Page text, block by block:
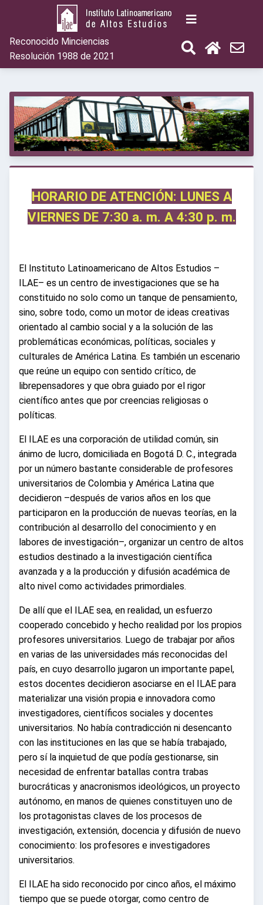
Reconocido Minciencias
Resolución 1988 de 2021
HORARIO DE ATENCIÓN: LUNES A
VIERNES DE 7:30 a. m. A 4:30 p. m.
El Instituto Latinoamericano de Altos Estudios –
ILAE– es un centro de investigaciones que se ha
constituido no solo como un tanque de pensamiento,
sino, sobre todo, como un motor de ideas creativas
orientado al cambio social y a la solución de las
problemáticas económicas, políticas, sociales y
culturales de América Latina. Es también un escenario
que reúne un equipo con sentido crítico, de
librepensadores y que obra guiado por el rigor
científico antes que por creencias religiosas o
políticas.
El ILAE es una corporación de utilidad común, sin
ánimo de lucro, domiciliada en Bogotá D. C., integrada
por un número bastante considerable de profesores
universitarios de Colombia y América Latina que
decidieron –después de varios años en los que
participaron en la producción de nuevas teorías, en la
contribución al desarrollo del conocimiento y en
labores de investigación–, organizar un centro de altos
estudios destinado a la investigación científica
avanzada y a la producción y difusión académica de
alto nivel como actividades primordiales.
De allí que el ILAE sea, en realidad, un esfuerzo
cooperado concebido y hecho realidad por los propios
profesores universitarios. Luego de trabajar por años
en varias de las universidades más reconocidas del
país, en cuyo desarrollo jugaron un importante papel,
estos docentes decidieron asociarse en el ILAE para
materializar una visión propia e innovadora como
investigadores, científicos sociales y docentes
universitarios. No había contradicción ni desencanto
con las instituciones en las que se había trabajado,
pero sí la inquietud de que podía gestionarse, sin
necesidad de enfrentar batallas contra trabas
burocráticas y anacronismos ideológicos, un proyecto
autónomo, en manos de quienes constituyen uno de
los protagonistas claves de los procesos de
investigación, extensión, docencia y difusión de nuevo
conocimiento: los profesores e investigadores
universitarios.
El ILAE ha sido reconocido por cinco años, el máximo
tiempo que se puede otorgar, como centro de